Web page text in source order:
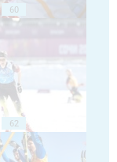
60
62